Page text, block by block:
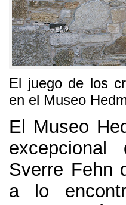
El juego de los
en el Museo
El Museo
Sverre Fehn
a lo